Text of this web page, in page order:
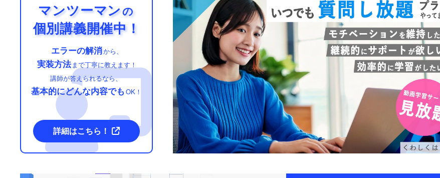
マンツーマンの
個別講義開催中！
エラーの解消から、
実装方法まで丁寧に教えます！
講師が答えられるなら、
基本的にどんな内容でも OK！
詳細はこちら！